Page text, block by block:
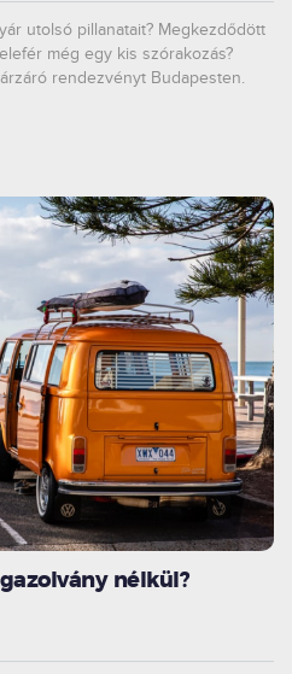
utolsó pillanatait? Megkezdődött
még egy kis szórakozás?
rendezvényt Budapesten.
nélkül?